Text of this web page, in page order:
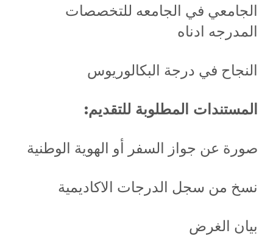
الجامعي في الجامعه للتخصصات
المدرجه ادناه
النجاح في درجة البكالوريوس
المستندات المطلوبة للتقديم:
صورة عن جواز السفر أو الهوية الوطنية
نسخ من سجل الدرجات الاكاديمية
بيان الغرض